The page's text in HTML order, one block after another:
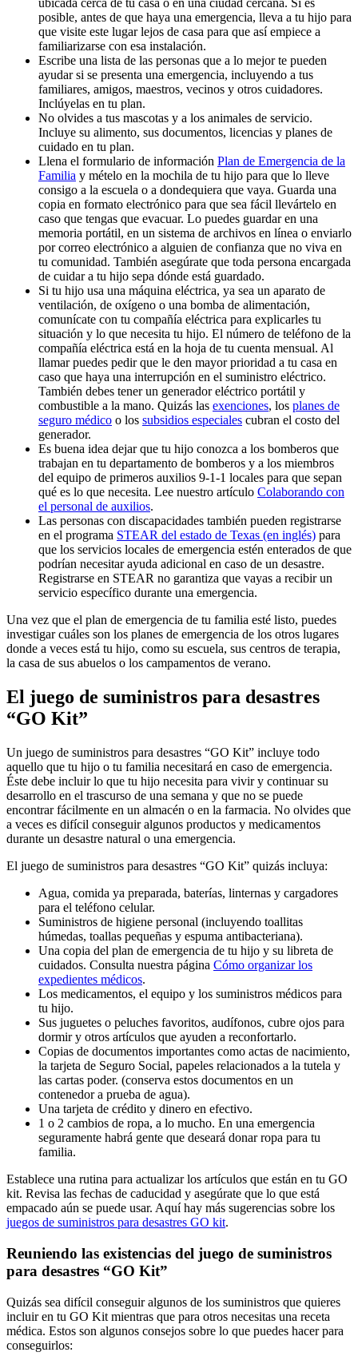
ubicada cerca de tu casa o en una ciudad cercana. Si es
posible, antes de que haya una emergencia, lleva a tu hijo para
que visite este lugar lejos de casa para que así empiece a
familiarizarse con esa instalación.
Escribe una lista de las personas que a lo mejor te pueden
ayudar si se presenta una emergencia, incluyendo a tus
familiares, amigos, maestros, vecinos y otros cuidadores.
Inclúyelas en tu plan.
No olvides a tus mascotas y a los animales de servicio.
Incluye su alimento, sus documentos, licencias y planes de
cuidado en tu plan.
Llena el formulario de información Plan de Emergencia de la
Familia y mételo en la mochila de tu hijo para que lo lleve
consigo a la escuela o a dondequiera que vaya. Guarda una
copia en formato electrónico para que sea fácil llevártelo en
caso que tengas que evacuar. Lo puedes guardar en una
memoria portátil, en un sistema de archivos en línea o enviarlo
por correo electrónico a alguien de confianza que no viva en
tu comunidad. También asegúrate que toda persona encargada
de cuidar a tu hijo sepa dónde está guardado.
Si tu hijo usa una máquina eléctrica, ya sea un aparato de
ventilación, de oxígeno o una bomba de alimentación,
comunícate con tu compañía eléctrica para explicarles tu
situación y lo que necesita tu hijo. El número de teléfono de la
compañía eléctrica está en la hoja de tu cuenta mensual. Al
llamar puedes pedir que le den mayor prioridad a tu casa en
caso que haya una interrupción en el suministro eléctrico.
También debes tener un generador eléctrico portátil y
combustible a la mano. Quizás las exenciones, los planes de
seguro médico o los subsidios especiales cubran el costo del
generador.
Es buena idea dejar que tu hijo conozca a los bomberos que
trabajan en tu departamento de bomberos y a los miembros
del equipo de primeros auxilios 9-1-1 locales para que sepan
qué es lo que necesita. Lee nuestro artículo Colaborando con
el personal de auxilios.
Las personas con discapacidades también pueden registrarse
en el programa STEAR del estado de Texas (en inglés) para
que los servicios locales de emergencia estén enterados de que
podrían necesitar ayuda adicional en caso de un desastre.
Registrarse en STEAR no garantiza que vayas a recibir un
servicio específico durante una emergencia.
Una vez que el plan de emergencia de tu familia esté listo, puedes
investigar cuáles son los planes de emergencia de los otros lugares
donde a veces está tu hijo, como su escuela, sus centros de terapia,
la casa de sus abuelos o los campamentos de verano.
El juego de suministros para desastres
“GO Kit”
Un juego de suministros para desastres “GO Kit” incluye todo
aquello que tu hijo o tu familia necesitará en caso de emergencia.
Éste debe incluir lo que tu hijo necesita para vivir y continuar su
desarrollo en el trascurso de una semana y que no se puede
encontrar fácilmente en un almacén o en la farmacia. No olvides que
a veces es difícil conseguir algunos productos y medicamentos
durante un desastre natural o una emergencia.
El juego de suministros para desastres “GO Kit” quizás incluya:
Agua, comida ya preparada, baterías, linternas y cargadores
para el teléfono celular.
Suministros de higiene personal (incluyendo toallitas
húmedas, toallas pequeñas y espuma antibacteriana).
Una copia del plan de emergencia de tu hijo y su libreta de
cuidados. Consulta nuestra página Cómo organizar los
expedientes médicos.
Los medicamentos, el equipo y los suministros médicos para
tu hijo.
Sus juguetes o peluches favoritos, audífonos, cubre ojos para
dormir y otros artículos que ayuden a reconfortarlo.
Copias de documentos importantes como actas de nacimiento,
la tarjeta de Seguro Social, papeles relacionados a la tutela y
las cartas poder. (conserva estos documentos en un
contenedor a prueba de agua).
Una tarjeta de crédito y dinero en efectivo.
1 o 2 cambios de ropa, a lo mucho. En una emergencia
seguramente habrá gente que deseará donar ropa para tu
familia.
Establece una rutina para actualizar los artículos que están en tu GO
kit. Revisa las fechas de caducidad y asegúrate que lo que está
empacado aún se puede usar. Aquí hay más sugerencias sobre los
juegos de suministros para desastres GO kit.
Reuniendo las existencias del juego de suministros
para desastres “GO Kit”
Quizás sea difícil conseguir algunos de los suministros que quieres
incluir en tu GO Kit mientras que para otros necesitas una receta
médica. Estos son algunos consejos sobre lo que puedes hacer para
conseguirlos: